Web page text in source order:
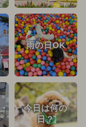
雨の日OK
今日は何の
日？